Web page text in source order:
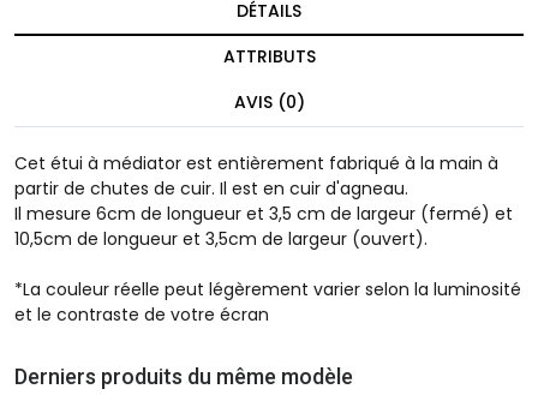
DÉTAILS
ATTRIBUTS
AVIS (0)
Cet étui à médiator est entièrement fabriqué à la main à
partir de chutes de cuir. Il est en cuir d'agneau.
Il mesure 6cm de longueur et 3,5 cm de largeur (fermé) et
10,5cm de longueur et 3,5cm de largeur (ouvert).
*La couleur réelle peut légèrement varier selon la luminosité
et le contraste de votre écran
Derniers produits du même modèle